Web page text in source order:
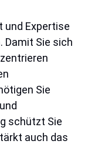
und Expertise
Damit Sie sich
Sie
schützt Sie
auch das